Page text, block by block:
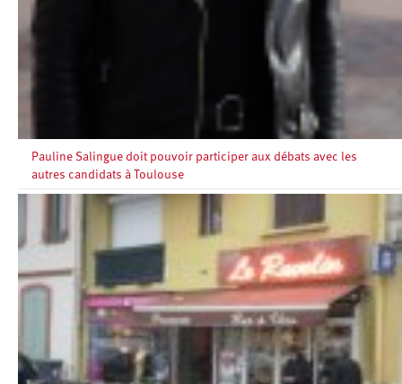
Pauline Salingue doit pouvoir participer aux débats avec les
autres candidats à Toulouse